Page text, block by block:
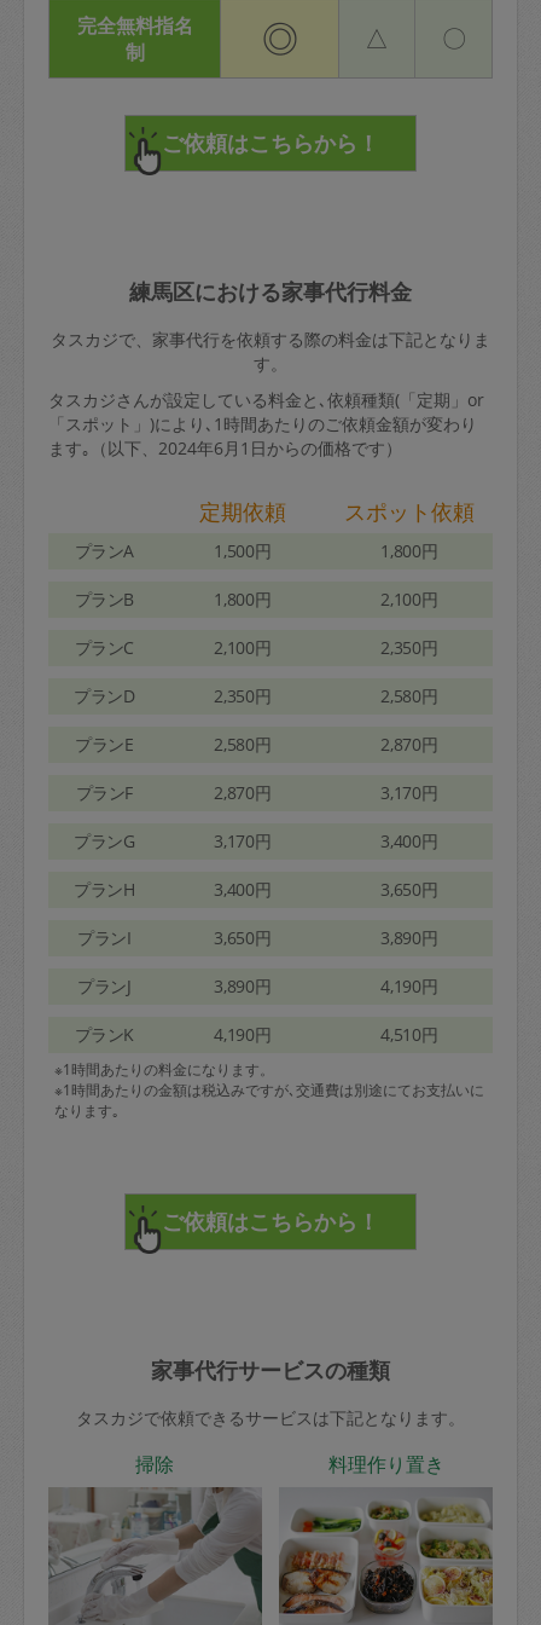
完全無料指名
制
◎ △ 〇
練馬区における家事代行料金
タスカジで、家事代行を依頼する際の料金は下記となりま
す。
タスカジさんが設定している料金と､依頼種類(「定期」or
「スポット」)により､1時間あたりのご依頼金額が変わり
ます｡（以下、2024年6月1日からの価格です）
定期依頼 スポット依頼
プランA 1,500円 1,800円
プランB 1,800円 2,100円
プランC 2,100円 2,350円
プランD 2,350円 2,580円
プランE 2,580円 2,870円
プランF 2,870円 3,170円
プランG 3,170円 3,400円
プランH 3,400円 3,650円
プランI 3,650円 3,890円
プランJ 3,890円 4,190円
プランK 4,190円 4,510円
※1時間あたりの料金になります。
※1時間あたりの金額は税込みですが､交通費は別途にてお支払いに
なります｡
家事代行サービスの種類
タスカジで依頼できるサービスは下記となります。
掃除 料理作り置き